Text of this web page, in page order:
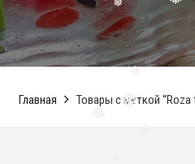
❅
❅
❅
Главная Товары с меткой “Roza